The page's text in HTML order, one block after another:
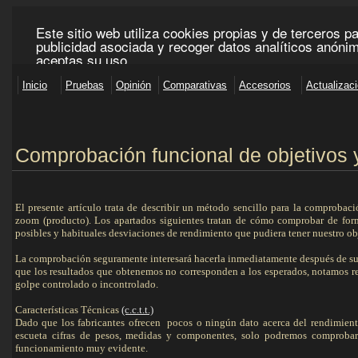
Comprobación funcional de objetivos
El presente artículo trata de describir un método sencillo para la
zoom (producto). Losapartados siguientes tratan de cómo comprobar de
posibles y habituales desviaciones de rendimiento que pudiera tener nuestro
La comprobación seguramente interesará hacerla inmediatamente después de
que los resultados que obtenemos no corresponden a los esperados,
golpe controlado o incontrolado.
Características Técnicas (c.c.t.t.)
Dado que los fabricantes ofrecen pocos o ningún dato acerca del
escueta cifras de pesos, medidas y componentes, solo podremos
funcionamiento muy evidente.